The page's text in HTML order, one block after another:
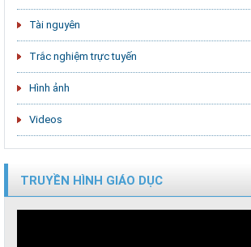
Tài nguyên
Trắc nghiệm trực tuyến
Hình ảnh
Videos
TRUYỀN HÌNH GIÁO DỤC